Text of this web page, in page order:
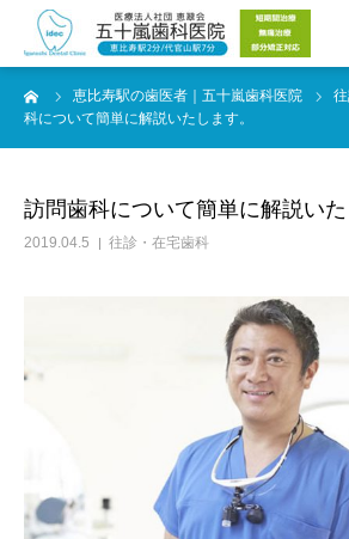
恵比寿駅の歯医者｜五十嵐歯科医院
科について簡単に解説いたします。
訪問歯科について簡単に解説いた
2019.04.5 往診・在宅歯科
Web予約
医院紹介